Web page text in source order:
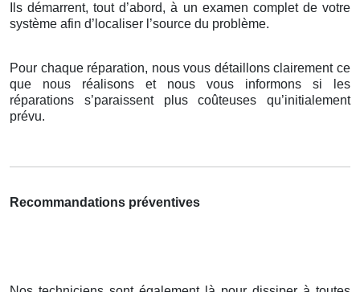
Ils démarrent, tout d’abord, à un examen complet de votre
système afin d’localiser l’source du problème.
Pour chaque réparation, nous vous détaillons clairement ce
que nous réalisons et nous vous informons si les
réparations s’paraissent plus coûteuses qu’initialement
prévu.
Recommandations préventives